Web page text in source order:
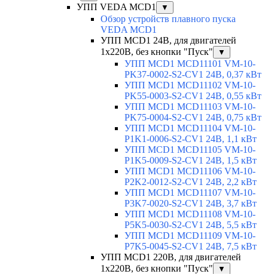
УПП VEDA MCD1 ▼
Обзор устройств плавного пуска
VEDA MCD1
УПП MCD1 24В, для двигателей
1х220В, без кнопки "Пуск"
▼
УПП MCD1 MCD11101 VM-10-
PK37-0002-S2-CV1 24В, 0,37 кВт
УПП MCD1 MCD11102 VM-10-
PK55-0003-S2-CV1 24В, 0,55 кВт
УПП MCD1 MCD11103 VM-10-
PK75-0004-S2-CV1 24В, 0,75 кВт
УПП MCD1 MCD11104 VM-10-
P1K1-0006-S2-CV1 24В, 1,1 кВт
УПП MCD1 MCD11105 VM-10-
P1K5-0009-S2-CV1 24В, 1,5 кВт
УПП MCD1 MCD11106 VM-10-
P2K2-0012-S2-CV1 24В, 2,2 кВт
УПП MCD1 MCD11107 VM-10-
P3K7-0020-S2-CV1 24В, 3,7 кВт
УПП MCD1 MCD11108 VM-10-
P5K5-0030-S2-CV1 24В, 5,5 кВт
УПП MCD1 MCD11109 VM-10-
P7K5-0045-S2-CV1 24В, 7,5 кВт
УПП MCD1 220В, для двигателей
1х220В, без кнопки "Пуск"
▼